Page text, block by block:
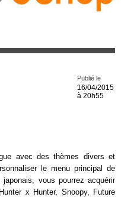
Publié le
16/04/2015
à 20h55
avec des thèmes divers et
le menu principal de
vous pourrez acquérir
x Hunter, Snoopy, Future